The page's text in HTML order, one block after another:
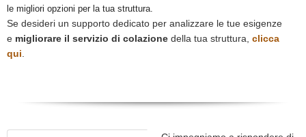
le migliori opzioni per la tua struttura.
Se desideri un supporto dedicato per analizzare le tue esigenze
e migliorare il servizio di colazione della tua struttura, clicca
qui.